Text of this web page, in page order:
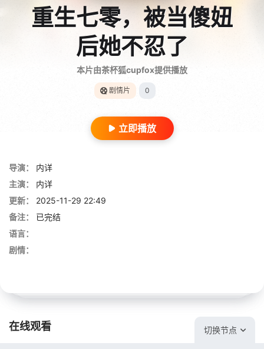
重生七零，被当傻妞
后她不忍了
本片由茶杯狐cupfox提供播放
剧情片 0
立即播放
导演：
内详
主演：
内详
更新：
2025-11-29 22:49
备注：
已完结
语言：
剧情：
在线观看 切换节点